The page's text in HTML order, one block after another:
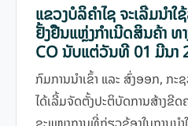
ແຂວງບໍລິຄຳໄຊ ຈະເລີ່ມນໍາ
ຢັ້ງຢືນແຫຼ່ງກໍາເນີດສິນຄ້າ ທ
CO ນັບແຕ່ວັນທີ 01 ມີນາ
ກົມການນໍາເຂົ້າ ແລະ ສົ່ງອອກ, ກະ
ໄດ້ເລີ້ມຈັດຕັ້ງປະຕິບັດການສ້າງຂີດ